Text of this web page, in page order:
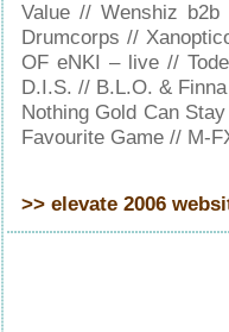
Value // Wenshiz
Drumcorps //
OF eNKI – live //
D.I.S. // B.L.O. &
Nothing Gold Can
Favourite Game // M-
>> elevate 2006